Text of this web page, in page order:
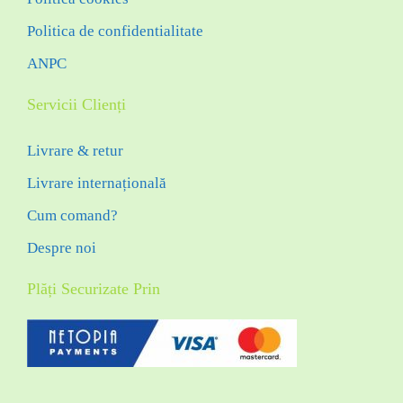
Politica de confidentialitate
ANPC
Servicii Clienți
Livrare & retur
Livrare internațională
Cum comand?
Despre noi
Plăți Securizate Prin